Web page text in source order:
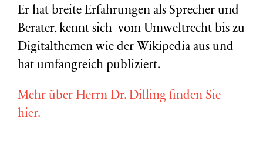
Er hat breite Erfahrungen als Sprecher und
Berater, kennt sich vom Umweltrecht bis zu
Digitalthemen wie der Wikipedia aus und
hat umfangreich publiziert.
Mehr über Herrn Dr. Dilling finden Sie
hier.